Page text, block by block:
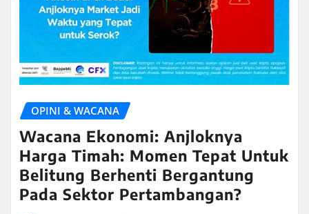
OPINI & WACANA
Wacana Ekonomi: Anjloknya
Harga Timah: Momen Tepat Untuk
Belitung Berhenti Bergantung
Pada Sektor Pertambangan?